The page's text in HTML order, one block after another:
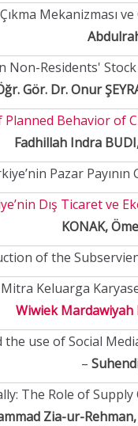
Mekanizması
Residents'
Gör. Dr. Onur
Behavior
Fadhillah Indra
Pazar Payının
Dış Ticaret ve
KONAK,
of the
Keluarga
Wiwiek Mardawiyah
use of Social
–
The Role of
Zia-ur-